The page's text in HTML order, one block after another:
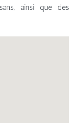
ainsi que des